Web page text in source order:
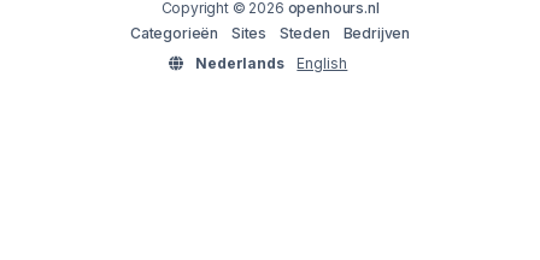
Copyright © 2026 openhours.nl
Categorieën
Sites Steden
Bedrijven
Nederlands
English